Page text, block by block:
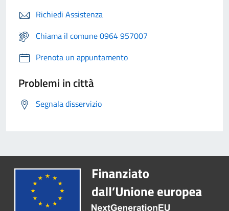
Richiedi Assistenza
Chiama il comune 0964 957007
Prenota un appuntamento
Problemi in città
Segnala disservizio